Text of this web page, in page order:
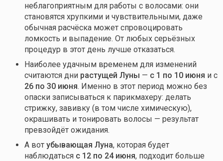
неблагоприятным для работы с волосами: они
становятся хрупкими и чувствительными, даже
обычная расчёска может спровоцировать
ломкость и выпадение. От любых серьёзных
процедур в этот день лучше отказаться.
Наиболее удачным временем для изменений
считаются дни растущей Луны — с 1 по 10 июня и с
26 по 30 июня. Именно в этот период можно без
опаски записываться к парикмахеру: делать
стрижку, завивку (в том числе химическую),
окрашивать и тонировать волосы — результат
превзойдёт ожидания.
А вот убывающая Луна, которая будет
наблюдаться с 12 по 24 июня, подходит больше